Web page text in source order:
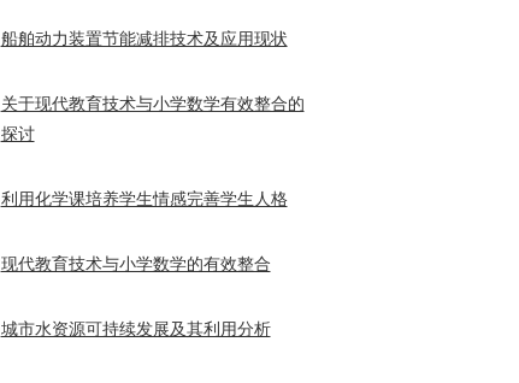
船舶动力装置节能减排技术及应用现状
关于现代教育技术与小学数学有效整合的
探讨
利用化学课培养学生情感完善学生人格
现代教育技术与小学数学的有效整合
城市水资源可持续发展及其利用分析